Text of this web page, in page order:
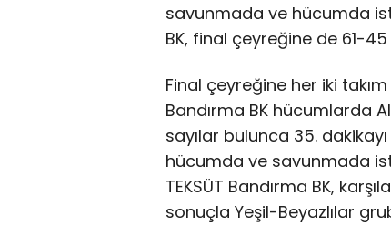
savunmada ve hücumda
BK, final çeyreğine de 61-
Final çeyreğine her iki takım
Bandırma BK hücumlarda
sayılar bulunca 35.
hücumda ve savunmada
TEKSÜT Bandırma BK,
sonuçla Yeşil-Beyazlılar